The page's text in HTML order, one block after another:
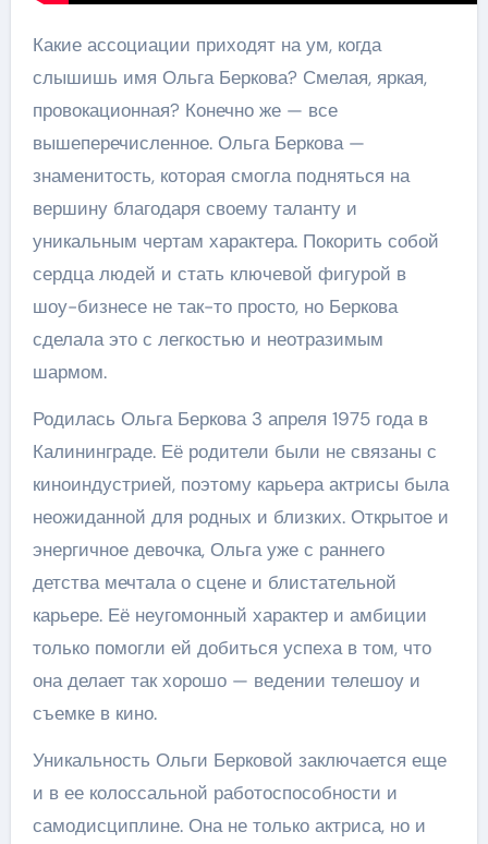
Какие ассоциации приходят на ум, когда
слышишь имя Ольга Беркова? Смелая, яркая,
провокационная? Конечно же — все
вышеперечисленное. Ольга Беркова —
знаменитость, которая смогла подняться на
вершину благодаря своему таланту и
уникальным чертам характера. Покорить собой
сердца людей и стать ключевой фигурой в
шоу-бизнесе не так-то просто, но Беркова
сделала это с легкостью и неотразимым
шармом.
Родилась Ольга Беркова 3 апреля 1975 года в
Калининграде. Её родители были не связаны с
киноиндустрией, поэтому карьера актрисы была
неожиданной для родных и близких. Открытое и
энергичное девочка, Ольга уже с раннего
детства мечтала о сцене и блистательной
карьере. Её неугомонный характер и амбиции
только помогли ей добиться успеха в том, что
она делает так хорошо — ведении телешоу и
съемке в кино.
Уникальность Ольги Берковой заключается еще
и в ее колоссальной работоспособности и
самодисциплине. Она не только актриса, но и